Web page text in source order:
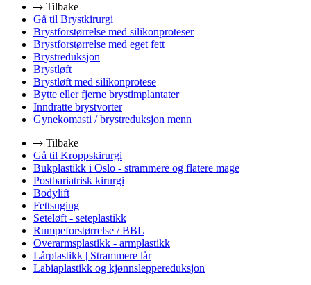
Tilbake
Gå til Brystkirurgi
Brystforstørrelse med silikonproteser
Brystforstørrelse med eget fett
Brystreduksjon
Brystløft
Brystløft med silikonprotese
Bytte eller fjerne brystimplantater
Inndratte brystvorter
Gynekomasti / brystreduksjon menn
Tilbake
Gå til Kroppskirurgi
Bukplastikk i Oslo - strammere og flatere mage
Postbariatrisk kirurgi
Bodylift
Fettsuging
Seteløft - seteplastikk
Rumpeforstørrelse / BBL
Overarmsplastikk - armplastikk
Lårplastikk | Strammere lår
Labiaplastikk og kjønnsleppereduksjon